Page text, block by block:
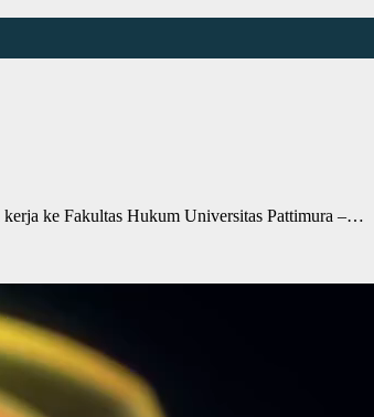
ke Fakultas Hukum Universitas Pattimura –…